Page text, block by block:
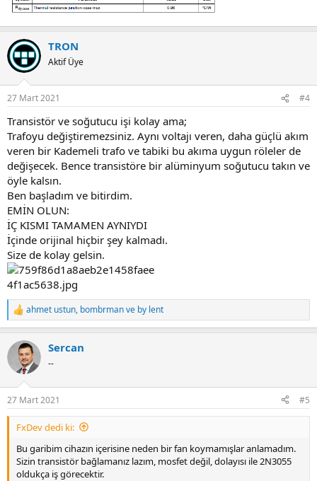
TRON
Aktif Üye
27 Mart 2021 #4
Transistör ve soğutucu işi kolay ama;
Trafoyu değiştiremezsiniz. Aynı voltajı veren, daha güçlü akım
veren bir Kademeli trafo ve tabiki bu akıma uygun röleler de
değişecek. Bence transistöre bir alüminyum soğutucu takın ve
öyle kalsın.
Ben başladım ve bitirdim.
EMİN OLUN:
İÇ KISMI TAMAMEN AYNIYDI
İçinde orijinal hiçbir şey kalmadı.
Size de kolay gelsin.
R
e
c
i
s
:
ahmet ustun, bombrmanve by lent
Sercan
--
27 Mart 2021 #5
FxDev dedi ki:
Bu garibim cihazın içerisine neden bir fan koymamışlar anlamadım.
Sizin transistör bağlamanız lazım, mosfet değil, dolayısı ile 2N3055
oldukça iş görecektir.